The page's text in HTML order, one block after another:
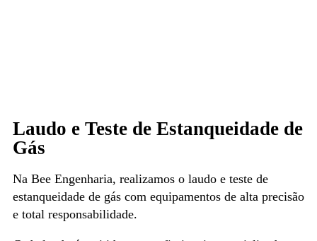
Laudo e Teste de Estanqueidade de
Gás
Na Bee Engenharia, realizamos o laudo e teste de
estanqueidade de gás com equipamentos de alta precisão
e total responsabilidade.